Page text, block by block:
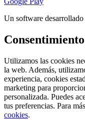
Un software
Utilizamos las cookies
la web. Además,
experiencia, cookies
marketing para
personalizada. Puedes
tus preferencias. Para
cookies.